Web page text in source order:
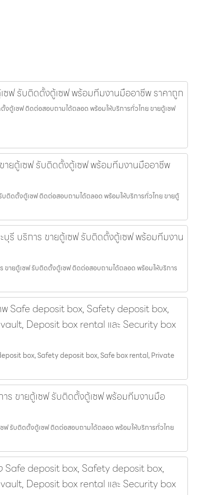
ซฟ รับติดตั้งตู้เซฟ พร้อมทีมงานมืออาชีพ ราคาถูก
งตู้เซฟ ติดต่อสอบถามได้ตลอด พร้อมให้บริการทั่วไทย ขายตู้เซฟ
ายตู้เซฟ รับติดตั้งตู้เซฟ พร้อมทีมงานมืออาชีพ
บติดตั้งตู้เซฟ ติดต่อสอบถามได้ตลอด พร้อมให้บริการทั่วไทย ขายตู้
บุรี บริการ ขายตู้เซฟ รับติดตั้งตู้เซฟ พร้อมทีมงาน
ขายตู้เซฟ รับติดตั้งตู้เซฟ ติดต่อสอบถามได้ตลอด พร้อมให้บริการ
Safe deposit box, Safety deposit box,
Deposit box rental และ Security box
box, Safety deposit box, Safe box rental, Private
ร ขายตู้เซฟ รับติดตั้งตู้เซฟ พร้อมทีมงานมือ
ฟ รับติดตั้งตู้เซฟ ติดต่อสอบถามได้ตลอด พร้อมให้บริการทั่วไทย
Safe deposit box, Safety deposit box,
Deposit box rental และ Security box